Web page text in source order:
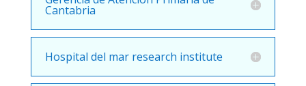
Cantabria
Hospital del mar research institute